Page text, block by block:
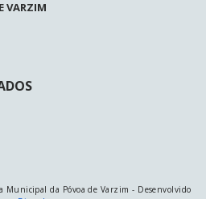
VARZIM
Municipal da Póvoa de Varzim - Desenvolvido